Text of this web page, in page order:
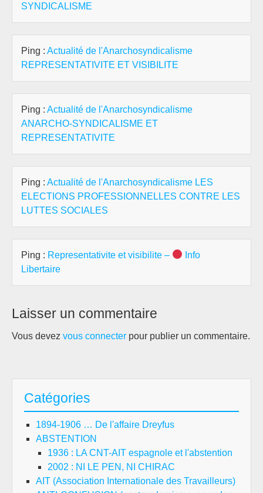
SYNDICALISME
Ping : Actualité de l'Anarchosyndicalisme
REPRESENTATIVITE ET VISIBILITE
Ping : Actualité de l'Anarchosyndicalisme
ANARCHO-SYNDICALISME ET
REPRESENTATIVITE
Ping : Actualité de l'Anarchosyndicalisme LES
ELECTIONS PROFESSIONNELLES CONTRE LES
LUTTES SOCIALES
Ping : Representativite et visibilite –
Info
Libertaire
Laisser un commentaire
Vous devez vous connecter pour publier un commentaire.
Catégories
1894-1906 … De l'affaire Dreyfus
ABSTENTION
1936 : LA CNT-AIT espagnole et l'abstention
2002 : NI LE PEN, NI CHIRAC
AIT (Association Internationale des Travailleurs)